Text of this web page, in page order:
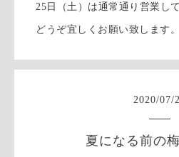
25日（土）は通常通り営業し
どうぞ宜しくお願い致します。
2020/07/
夏になる前の